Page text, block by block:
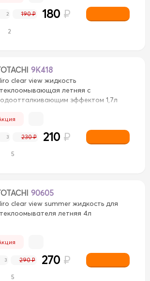
2
2 190 ₽ 180 ₽
9K418
clear view жидкость
летняя с
эффектом 1,7л
5
3 230 ₽ 210 ₽
90605
clear view summer жидкость для
летняя 4л
5
3 290 ₽ 270 ₽